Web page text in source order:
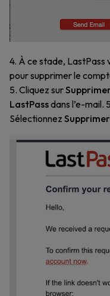
4. À ce stade, LastPass
pour supprimer le
5. Cliquez sur
LastPassdans l’e-mail.
Sélectionnez Supprimer